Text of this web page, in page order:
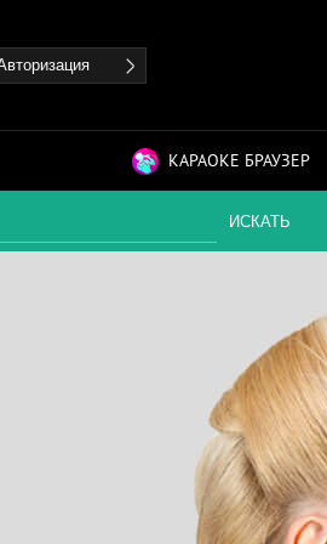
КАРАОКЕ БРАУЗЕР
ИСКАТЬ